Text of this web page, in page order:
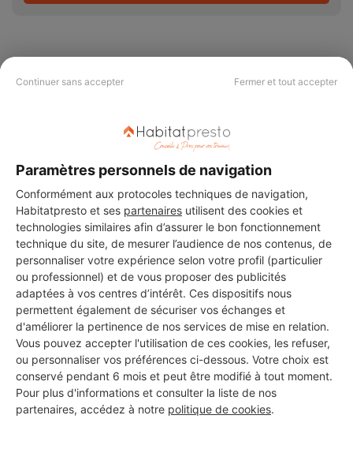
Continuer sans accepter Fermer et tout accepter
Paramètres personnels de navigation
Conformément aux protocoles techniques de navigation,
Habitatpresto et ses partenaires utilisent des cookies et
technologies similaires afin d’assurer le bon fonctionnement
technique du site, de mesurer l’audience de nos contenus, de
personnaliser votre expérience selon votre profil (particulier
ou professionnel) et de vous proposer des publicités
adaptées à vos centres d’intérêt. Ces dispositifs nous
permettent également de sécuriser vos échanges et
d'améliorer la pertinence de nos services de mise en relation.
Vous pouvez accepter l'utilisation de ces cookies, les refuser,
ou personnaliser vos préférences ci-dessous. Votre choix est
conservé pendant 6 mois et peut être modifié à tout moment.
Pour plus d'informations et consulter la liste de nos
partenaires, accédez à notre politique de cookies.
CHERCHER ?
Vous souhaitez réaliser des travaux et ne savez quel professionnel
choisir ? Demandez des devis travauxauprès de notre réseau de 5 000
professionnels partout en France.
DEMANDER UN DEVIS